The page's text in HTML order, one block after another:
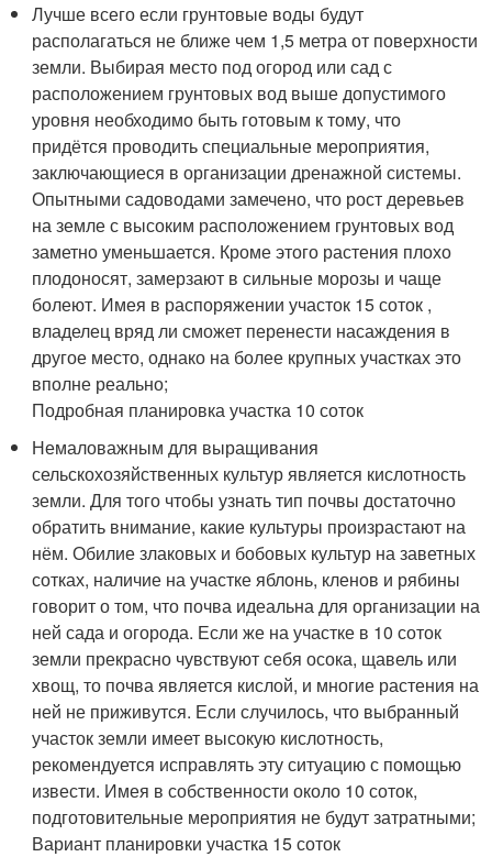
Лучше всего если грунтовые воды будут
располагаться не ближе чем 1,5 метра от поверхности
земли. Выбирая место под огород или сад с
расположением грунтовых вод выше допустимого
уровня необходимо быть готовым к тому, что
придётся проводить специальные мероприятия,
заключающиеся в организации дренажной системы.
Опытными садоводами замечено, что рост деревьев
на земле с высоким расположением грунтовых вод
заметно уменьшается. Кроме этого растения плохо
плодоносят, замерзают в сильные морозы и чаще
болеют. Имея в распоряжении участок 15 соток ,
владелец вряд ли сможет перенести насаждения в
другое место, однако на более крупных участках это
вполне реально;
Подробная планировка участка 10 соток
Немаловажным для выращивания
сельскохозяйственных культур является кислотность
земли. Для того чтобы узнать тип почвы достаточно
обратить внимание, какие культуры произрастают на
нём. Обилие злаковых и бобовых культур на заветных
сотках, наличие на участке яблонь, кленов и рябины
говорит о том, что почва идеальна для организации на
ней сада и огорода. Если же на участке в 10 соток
земли прекрасно чувствуют себя осока, щавель или
хвощ, то почва является кислой, и многие растения на
ней не приживутся. Если случилось, что выбранный
участок земли имеет высокую кислотность,
рекомендуется исправлять эту ситуацию с помощью
извести. Имея в собственности около 10 соток,
подготовительные мероприятия не будут затратными;
Вариант планировки участка 15 соток